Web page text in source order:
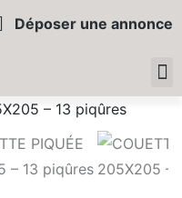
Déposer une annonce